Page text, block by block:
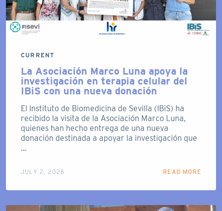
CURRENT
La Asociación Marco Luna apoya la
investigación en terapia celular del
IBiS con una nueva donación
El Instituto de Biomedicina de Sevilla (IBiS) ha
recibido la visita de la Asociación Marco Luna,
quienes han hecho entrega de una nueva
donación destinada a apoyar la investigación que
…
JULY 2, 2026 READ MORE